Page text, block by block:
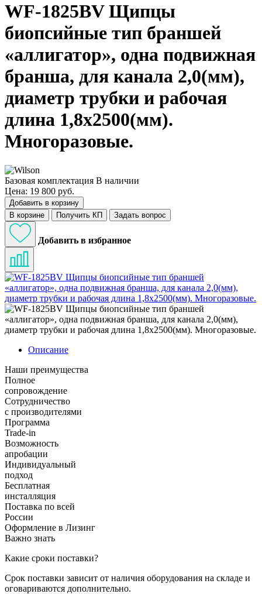
WF-1825BV Щипцы
биопсийные тип браншей
«аллигатор», одна подвижная
бранша, для канала 2,0(мм),
диаметр трубки и рабочая
длина 1,8х2500(мм).
Многоразовые.
Базовая комплектация В наличии
Цена: 19 800 руб.
Добавить в корзину
В корзине
Получить КП Задать вопрос
Добавить в избранное
Описание
Наши преимущества
Полное
сопровождение
Сотрудничество
с производителями
Программа
Trade-in
Возможность
апробации
Индивидуальный
подход
Бесплатная
инсталляция
Поставка по всей
России
Оформление в Лизинг
Важно знать
Какие сроки поставки?
Срок поставки зависит от наличия оборудования на складе и
оговариваются дополнительно.